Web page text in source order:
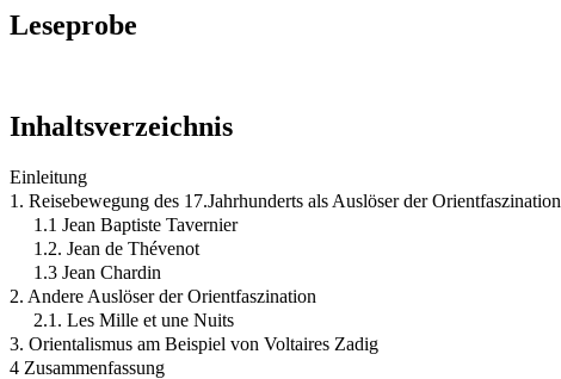
Leseprobe
Inhaltsverzeichnis
Einleitung
1. Reisebewegung des 17.Jahrhunderts als Auslöser der Orientfaszination
1.1 Jean Baptiste Tavernier
1.2. Jean de Thévenot
1.3 Jean Chardin
2. Andere Auslöser der Orientfaszination
2.1. Les Mille et une Nuits
3. Orientalismus am Beispiel von Voltaires Zadig
4 Zusammenfassung